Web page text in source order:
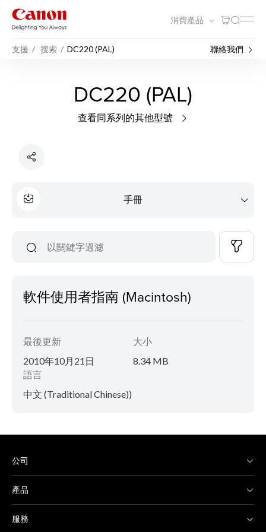
消費產品
支援 搜索 DC220 (PAL) 聯絡我們
DC220 (PAL)
查看同系列的其他型號
手冊
軟件使用者指南 (Macintosh)
最後更新
2010年10月21日
大小
8.34 MB
語言
中文 (Traditional Chinese))
公司
產品
服務